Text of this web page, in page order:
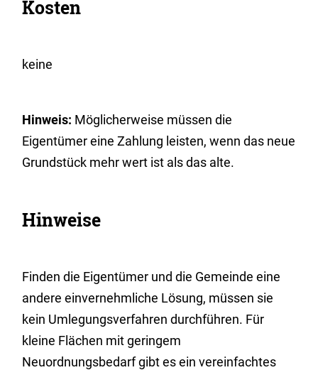
Kosten
keine
Hinweis: Möglicherweise müssen die
Eigentümer eine Zahlung leisten, wenn das neue
Grundstück mehr wert ist als das alte.
Hinweise
Finden die Eigentümer und die Gemeinde eine
andere einvernehmliche Lösung, müssen sie
kein Umlegungsverfahren durchführen. Für
kleine Flächen mit geringem
Neuordnungsbedarf gibt es ein vereinfachtes